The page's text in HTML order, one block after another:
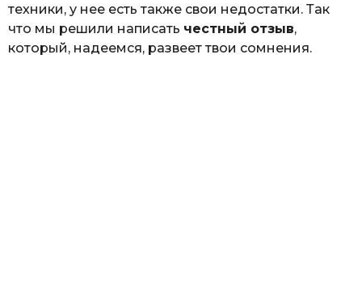
техники, у нее есть также свои недостатки. Так
что мы решили написать честный отзыв,
который, надеемся, развеет твои сомнения.